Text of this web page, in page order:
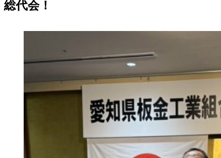
総代会！